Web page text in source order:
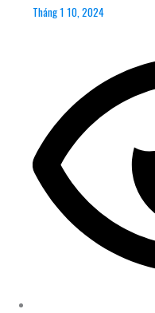
Tháng 1 10, 2024